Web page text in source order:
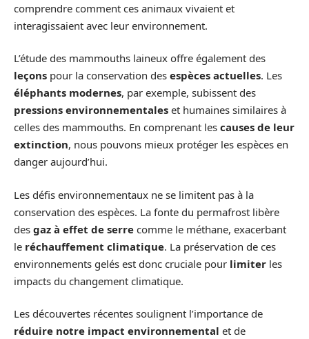
comprendre comment ces animaux vivaient et
interagissaient avec leur environnement.
L’étude des mammouths laineux offre également des
leçons pour la conservation des espèces actuelles. Les
éléphants modernes, par exemple, subissent des
pressions environnementales et humaines similaires à
celles des mammouths. En comprenant les causes de leur
extinction, nous pouvons mieux protéger les espèces en
danger aujourd’hui.
Les défis environnementaux ne se limitent pas à la
conservation des espèces. La fonte du permafrost libère
des gaz à effet de serre comme le méthane, exacerbant
le réchauffement climatique. La préservation de ces
environnements gelés est donc cruciale pour limiter les
impacts du changement climatique.
Les découvertes récentes soulignent l’importance de
réduire notre impact environnemental et de